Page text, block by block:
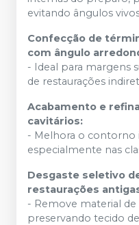
evitando ângulos
Confecção de
com ângulo
- Ideal para margens
de restaurações
Acabamento e
cavitários:
- Melhora o contorno
especialmente nas
Desgaste seletivo
restaurações
- Remove material
preservando tecido